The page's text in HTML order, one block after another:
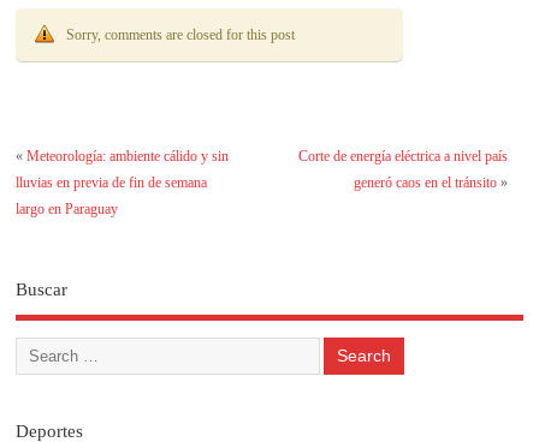
Sorry, comments are closed for this post
«Meteorología: ambiente cálido y sin
lluvias en previa de fin de semana
largo en Paraguay
Corte de energía eléctrica a nivel país
generó caos en el tránsito»
Buscar
Deportes